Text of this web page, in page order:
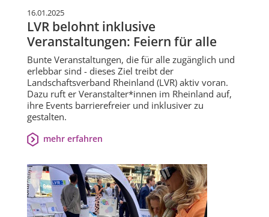
16.01.2025
LVR belohnt inklusive
Veranstaltungen: Feiern für alle
Bunte Veranstaltungen, die für alle zugänglich und
erlebbar sind - dieses Ziel treibt der
Landschaftsverband Rheinland (LVR) aktiv voran.
Dazu ruft er Veranstalter*innen im Rheinland auf,
ihre Events barrierefreier und inklusiver zu
gestalten.
mehr erfahren